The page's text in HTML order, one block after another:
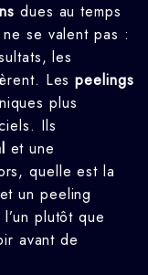
dues au temps
se valent pas :
les
Lespeelings
plus
Ils
et une
quelle est la
un peeling
plutôt que
avant de